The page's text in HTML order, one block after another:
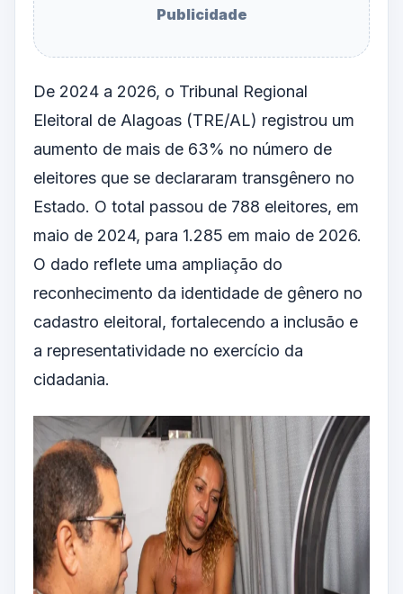
Publicidade
De 2024 a 2026, o Tribunal Regional
Eleitoral de Alagoas (TRE/AL) registrou um
aumento de mais de 63% no número de
eleitores que se declararam transgênero no
Estado. O total passou de 788 eleitores, em
maio de 2024, para 1.285 em maio de 2026.
O dado reflete uma ampliação do
reconhecimento da identidade de gênero no
cadastro eleitoral, fortalecendo a inclusão e
a representatividade no exercício da
cidadania.